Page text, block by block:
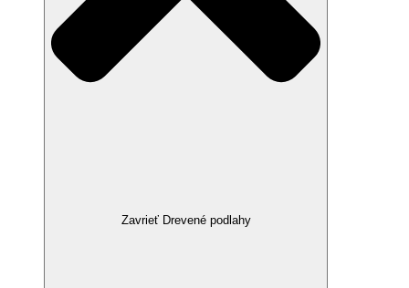
Zavrieť Drevené podlahy